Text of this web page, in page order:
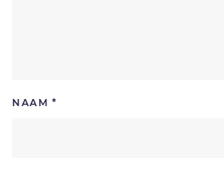
NAAM *